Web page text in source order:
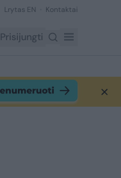
Lrytas EN Kontaktai
Prisijungti